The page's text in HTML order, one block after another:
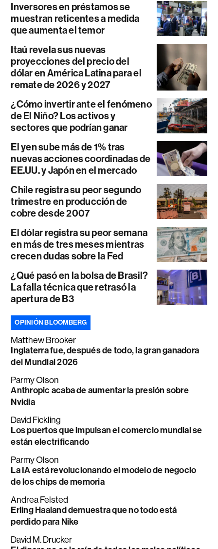
Inversores en préstamos se
muestran reticentes a medida
que aumenta el temor
Itaú revela sus nuevas
proyecciones del precio del
dólar en América Latina para el
remate de 2026 y 2027
¿Cómo invertir ante el fenómeno
de El Niño? Los activos y
sectores que podrían ganar
El yen sube más de 1% tras
nuevas acciones coordinadas de
EE.UU. y Japón en el mercado
Chile registra su peor segundo
trimestre en producción de
cobre desde 2007
El dólar registra su peor semana
en más de tres meses mientras
crecen dudas sobre la Fed
¿Qué pasó en la bolsa de Brasil?
La falla técnica que retrasó la
apertura de B3
OPINIÓN BLOOMBERG
Matthew Brooker
Inglaterra fue, después de todo, la gran ganadora
del Mundial 2026
Parmy Olson
Anthropic acaba de aumentar la presión sobre
Nvidia
David Fickling
Los puertos que impulsan el comercio mundial se
están electrificando
Parmy Olson
La IA está revolucionando el modelo de negocio
de los chips de memoria
Andrea Felsted
Erling Haaland demuestra que no todo está
perdido para Nike
David M. Drucker